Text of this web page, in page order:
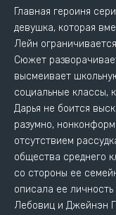
Главная героиня
девушка, которая
Лейн
Сюжет
высмеивает
социальные классы,
Дарья не боится
разумно,
отсутствием
общества среднего
со стороны ее
описала ее
Лебовиц и Джейнэн